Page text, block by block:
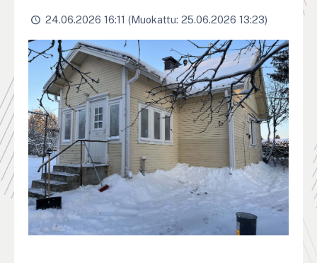
24.06.2026 16:11 (Muokattu: 25.06.2026 13:23)